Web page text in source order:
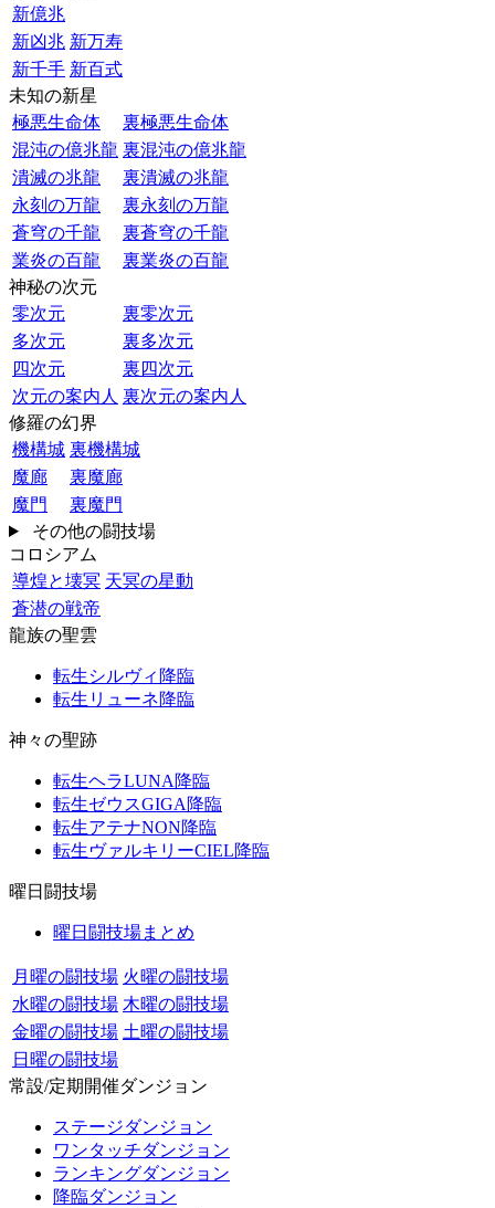
新億兆
新凶兆 新万寿
新千手 新百式
未知の新星
極悪生命体
裏極悪生命体
混沌の億兆龍 裏混沌の億兆龍
潰滅の兆龍
裏潰滅の兆龍
永刻の万龍
裏永刻の万龍
蒼穹の千龍
裏蒼穹の千龍
業炎の百龍
裏業炎の百龍
神秘の次元
零次元
裏零次元
多次元
裏多次元
四次元
裏四次元
次元の案内人 裏次元の案内人
修羅の幻界
機構城 裏機構城
魔廊
裏魔廊
魔門
裏魔門
その他の闘技場
コロシアム
導煌と壊冥 天冥の星動
蒼潜の戦帝
龍族の聖雲
転生シルヴィ降臨
転生リューネ降臨
神々の聖跡
転生ヘラLUNA降臨
転生ゼウスGIGA降臨
転生アテナNON降臨
転生ヴァルキリーCIEL降臨
曜日闘技場
曜日闘技場まとめ
月曜の闘技場 火曜の闘技場
水曜の闘技場 木曜の闘技場
金曜の闘技場 土曜の闘技場
日曜の闘技場
常設/定期開催ダンジョン
ステージダンジョン
ワンタッチダンジョン
ランキングダンジョン
降臨ダンジョン